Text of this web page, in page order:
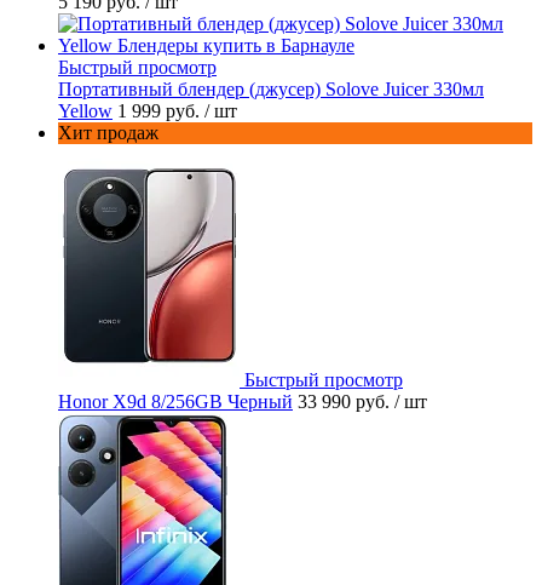
Быстрый просмотр
Портативный блендер (джусер) Solove Juicer 330мл
Yellow 1 999 руб. / шт
Хит продаж
Быстрый просмотр
Honor X9d 8/256GB Черный 33 990 руб. / шт